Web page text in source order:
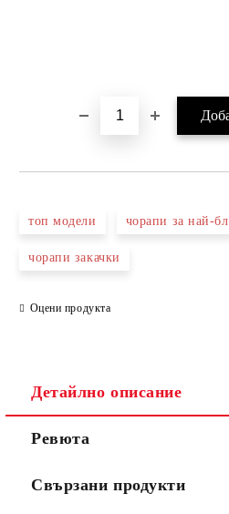
топ модели чорапи за най-
чорапи закачки
Оцени продукта
Детайлно описание
Ревюта
Свързани продукти